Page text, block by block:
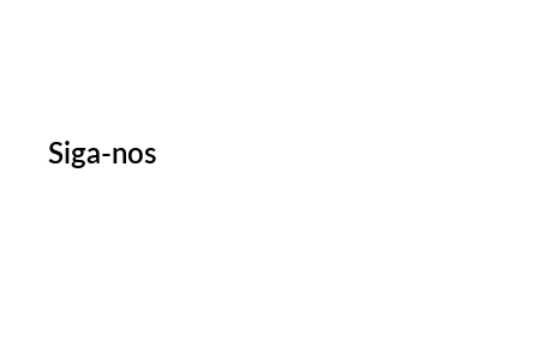
Siga-nos